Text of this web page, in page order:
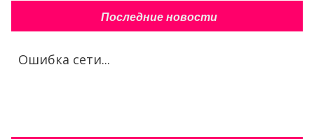
Последние новости
Ошибка сети...